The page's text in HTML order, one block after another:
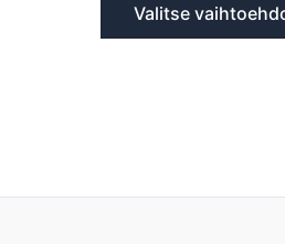
Valitse